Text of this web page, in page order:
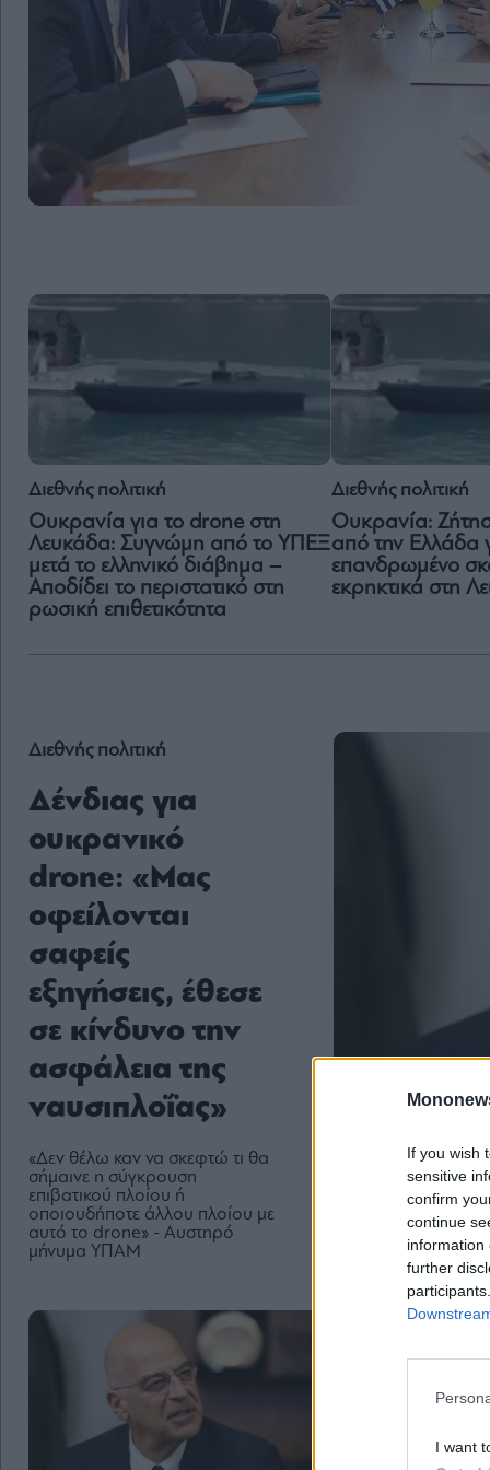
If you wish
sensitive
confirm
continue
information
further
I want
Διεθνής πολιτική
Ουκρανία για το drone στη
Λευκάδα: Συγνώμη από το ΥΠΕΞ
μετά το ελληνικό διάβημα –
Αποδίδει το περιστατικό στη
ρωσική επιθετικότητα
Διεθνής πολιτική
Ουκρανία:
από την Ελλάδα
επανδρωμένο
εκρηκτικά στη
Διεθνής πολιτική
Δένδιας για
ουκρανικό
drone: «Μας
οφείλονται
σαφείς
εξηγήσεις, έθεσε
σε κίνδυνο την
ασφάλεια της
ναυσιπλοΐας»
«Δεν θέλω καν να σκεφτώ τι θα
σήμαινε η σύγκρουση
επιβατικού πλοίου ή
οποιουδήποτε άλλου πλοίου με
αυτό το drone» - Αυστηρό
μήνυμα ΥΠΑΜ